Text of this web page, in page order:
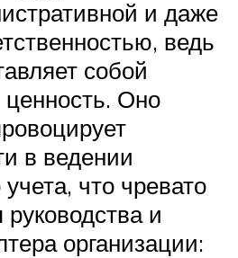
и даже
ведь
собой
Оно
в ведении
учета, что чревато
и
организации: